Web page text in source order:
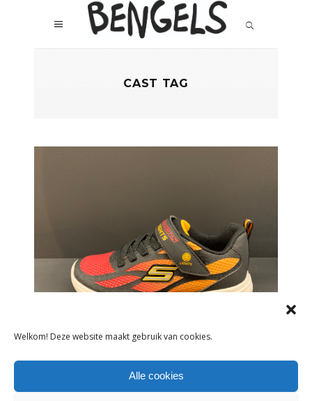
Welkom! Deze website maakt gebruik van cookies.
Alle cookies
CAST TAG
DEZE KINDERSCHOENENMERKEN